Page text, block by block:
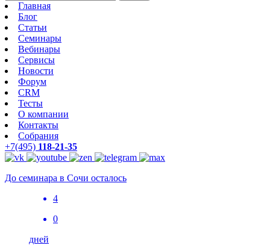
Главная
Блог
Статьи
Семинары
Вебинары
Сервисы
Новости
Форум
CRM
Тесты
О компании
Контакты
Собрания
+7(495) 118-21-35
До семинара в Сочи осталось
4
0
дней